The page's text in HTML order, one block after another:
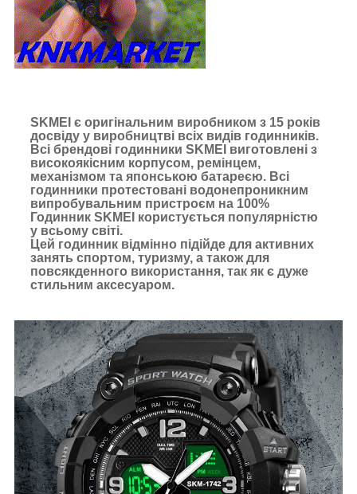
SKMEI є оригінальним виробником з 15 років
досвіду у виробництві всіх видів годинників.
Всі брендові годинники SKMEI виготовлені з
високоякісним корпусом, ремінцем,
механізмом та японською батареєю. Всі
годинники протестовані водонепроникним
випробувальним пристроєм на 100%
Годинник SKMEI користується популярністю
у всьому світі.
Цей годинник відмінно підійде для активних
занять спортом, туризму, а також для
повсякденного використання, так як є дуже
стильним аксесуаром.